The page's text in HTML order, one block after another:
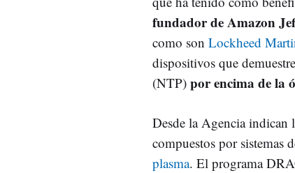
fundador de Amazon
como son Lockheed
dispositivos que
(NTP) por encima de la
Desde la Agencia indican
compuestos por sistemas
plasma. El programa